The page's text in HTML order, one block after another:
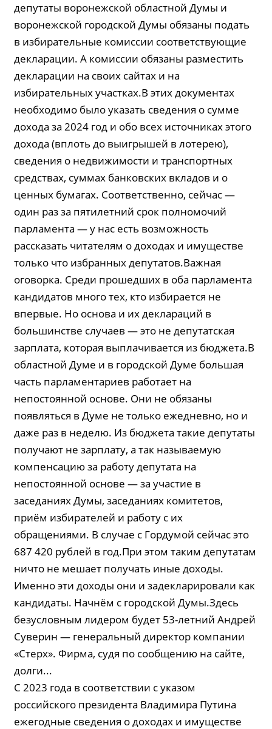
депутаты воронежской областной Думы и
воронежской городской Думы обязаны подать
в избирательные комиссии соответствующие
декларации. А комиссии обязаны разместить
декларации на своих сайтах и на
избирательных участках.В этих документах
необходимо было указать сведения о сумме
дохода за 2024 год и обо всех источниках этого
дохода (вплоть до выигрышей в лотерею),
сведения о недвижимости и транспортных
средствах, суммах банковских вкладов и о
ценных бумагах. Соответственно, сейчас —
один раз за пятилетний срок полномочий
парламента — у нас есть возможность
рассказать читателям о доходах и имуществе
только что избранных депутатов.Важная
оговорка. Среди прошедших в оба парламента
кандидатов много тех, кто избирается не
впервые. Но основа и их деклараций в
большинстве случаев — это не депутатская
зарплата, которая выплачивается из бюджета.В
областной Думе и в городской Думе большая
часть парламентариев работает на
непостоянной основе. Они не обязаны
появляться в Думе не только ежедневно, но и
даже раз в неделю. Из бюджета такие депутаты
получают не зарплату, а так называемую
компенсацию за работу депутата на
непостоянной основе — за участие в
заседаниях Думы, заседаниях комитетов,
приём избирателей и работу с их
обращениями. В случае с Гордумой сейчас это
687 420 рублей в год.При этом таким депутатам
ничто не мешает получать иные доходы.
Именно эти доходы они и задекларировали как
кандидаты. Начнём с городской Думы.Здесь
безусловным лидером будет 53-летний Андрей
Суверин — генеральный директор компании
«Стерх». Фирма, судя по сообщению на сайте,
долги...
С 2023 года в соответствии с указом
российского президента Владимира Путина
ежегодные сведения о доходах и имуществе